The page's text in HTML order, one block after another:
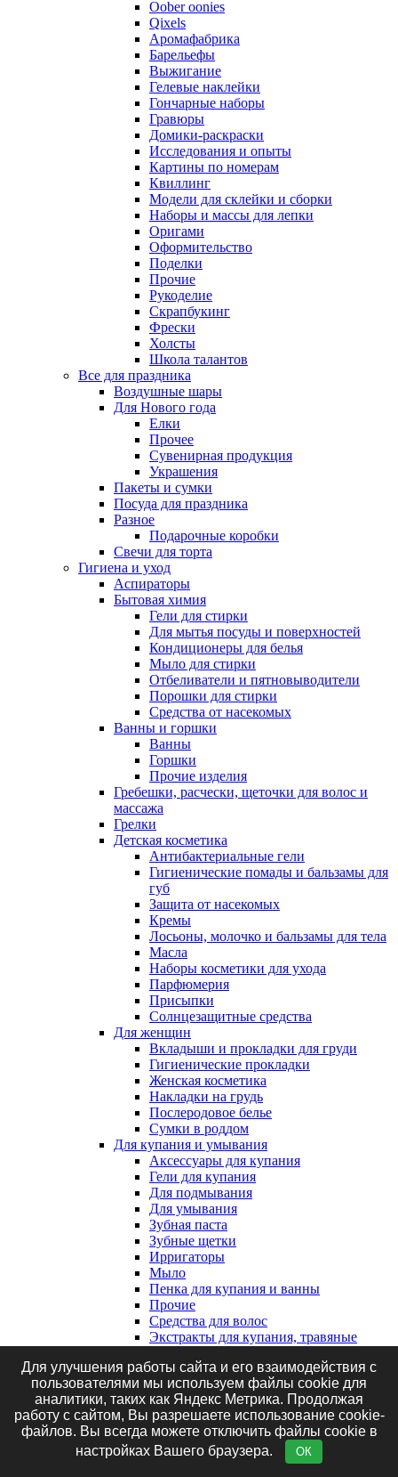
Oober oonies
Qixels
Аромафабрика
Барельефы
Выжигание
Гелевые наклейки
Гончарные наборы
Гравюры
Домики-раскраски
Исследования и опыты
Картины по номерам
Квиллинг
Модели для склейки и сборки
Наборы и массы для лепки
Оригами
Оформительство
Поделки
Прочие
Рукоделие
Скрапбукинг
Фрески
Холсты
Школа талантов
Все для праздника
Воздушные шары
Для Нового года
Елки
Прочее
Сувенирная продукция
Украшения
Пакеты и сумки
Посуда для праздника
Разное
Подарочные коробки
Свечи для торта
Гигиена и уход
Аспираторы
Бытовая химия
Гели для стирки
Для мытья посуды и поверхностей
Кондиционеры для белья
Мыло для стирки
Отбеливатели и пятновыводители
Порошки для стирки
Средства от насекомых
Ванны и горшки
Ванны
Горшки
Прочие изделия
Гребешки, расчески, щеточки для волос и
массажа
Грелки
Детская косметика
Антибактериальные гели
Гигиенические помады и бальзамы для
губ
Защита от насекомых
Кремы
Лосьоны, молочко и бальзамы для тела
Масла
Наборы косметики для ухода
Парфюмерия
Присыпки
Солнцезащитные средства
Для женщин
Вкладыши и прокладки для груди
Гигиенические прокладки
Женская косметика
Накладки на грудь
Послеродовое белье
Сумки в роддом
Для купания и умывания
Аксессуары для купания
Гели для купания
Для подмывания
Для умывания
Зубная паста
Зубные щетки
Ирригаторы
Мыло
Пенка для купания и ванны
Прочие
Средства для волос
Экстракты для купания, травяные
Клеенки, наматрасники и впитывающие
пеленки
Впитывающие пеленки
Клеенки
Наматрасники
Маникюрные принадлежности
Для улучшения работы сайта и его взаимодействия с
пользователями мы используем файлы cookie для
аналитики, таких как Яндекс Метрика. Продолжая
работу с сайтом, Вы разрешаете использование cookie-
файлов. Вы всегда можете отключить файлы cookie в
настройках Вашего браузера.
ОК